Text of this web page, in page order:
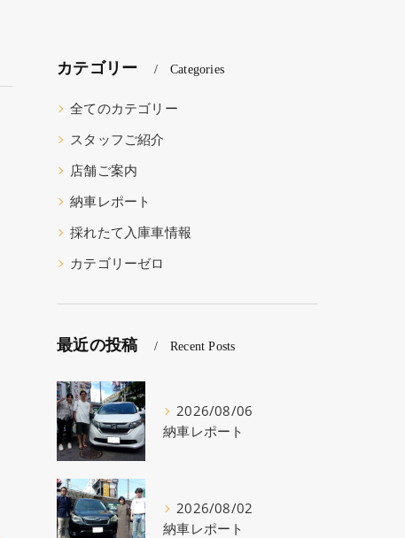
カテゴリー Categories
全てのカテゴリー
スタッフご紹介
店舗ご案内
納車レポート
採れたて入庫車情報
カテゴリーゼロ
最近の投稿 Recent Posts
2026/08/06
納車レポート
2026/08/02
納車レポート